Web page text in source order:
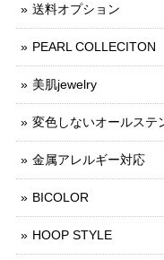
送料オプション
PEARL COLLECITON
美肌jewelry
変色しないオールステ
金属アレルギー対応
BICOLOR
HOOP STYLE